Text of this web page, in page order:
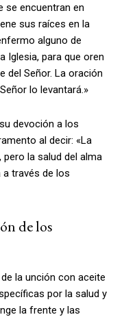
se encuentran en
sus raíces en la
alguno de
Iglesia, para que oren
del Señor. La oración
lo levantará.»
devoción a los
al decir: «La
pero la salud del alma
a través de los
de los
la unción con aceite
por la salud y
la frente y las